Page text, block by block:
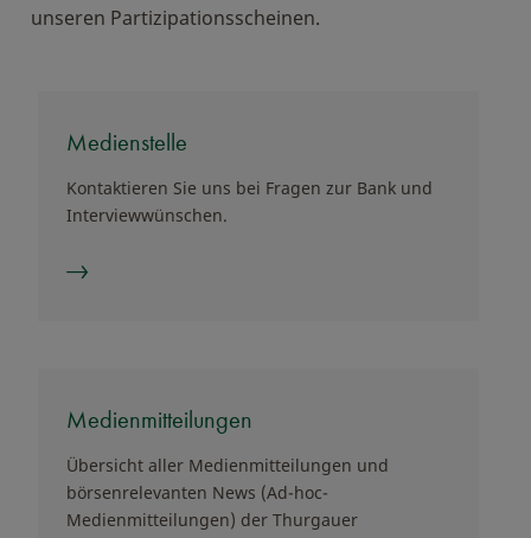
unseren Partizipationsscheinen.
Medienstelle
Kontaktieren Sie uns bei Fragen zur Bank und
Interviewwünschen.
Medienmitteilungen
Übersicht aller Medienmitteilungen und
börsenrelevanten News (Ad-hoc-
Medienmitteilungen) der Thurgauer